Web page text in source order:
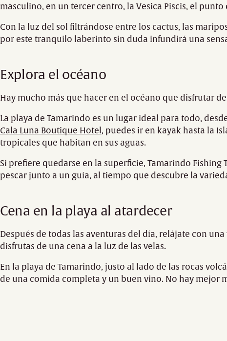
masculino, en un tercer centro, la Vesica Piscis, el punto
Con la luz del sol filtrándose entre los cactus, las
por este tranquilo laberinto sin duda infundirá una
Explora el océano
Hay mucho más que hacer en el océano que disfrutar
La playa de Tamarindo es un lugar ideal para todo,
Cala Luna Boutique Hotel, puedes ir en kayak hasta la
tropicales que habitan en sus aguas.
Si prefiere quedarse en la superficie, Tamarindo
pescar junto a un guía, al tiempo que descubre la
Cena en la playa al atardecer
Después de todas las aventuras del día, relájate con
disfrutas de una cena a la luz de las velas.
En la playa de Tamarindo, justo al lado de las rocas
de una comida completa y un buen vino. No hay mejor